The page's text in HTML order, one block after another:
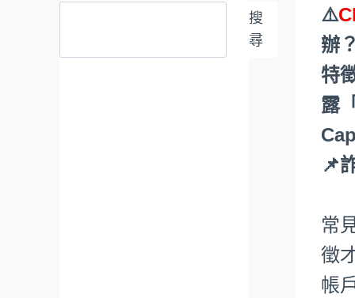
⚠️
辦
特
露
📌
常
徵
帳
搜
尋